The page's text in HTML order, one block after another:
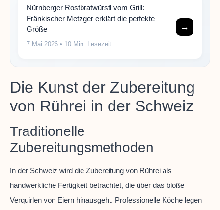
Nürnberger Rostbratwürstl vom Grill:
Fränkischer Metzger erklärt die perfekte
Größe
7 Mai 2026 • 10 Min. Lesezeit
→
Die Kunst der Zubereitung
von Rührei in der Schweiz
Traditionelle
Zubereitungsmethoden
In der Schweiz wird die Zubereitung von Rührei als
handwerkliche Fertigkeit betrachtet, die über das bloße
Verquirlen von Eiern hinausgeht. Professionelle Köche legen